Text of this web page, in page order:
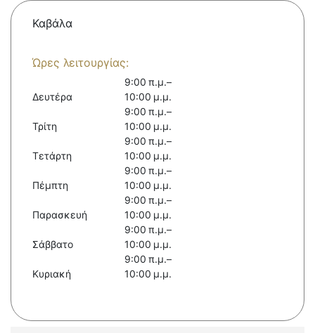
Καβάλα
Ώρες λειτουργίας:
Δευτέρα
9:00 π.μ.–
10:00 μ.μ.
Τρίτη
9:00 π.μ.–
10:00 μ.μ.
Τετάρτη
9:00 π.μ.–
10:00 μ.μ.
Πέμπτη
9:00 π.μ.–
10:00 μ.μ.
Παρασκευή
9:00 π.μ.–
10:00 μ.μ.
Σάββατο
9:00 π.μ.–
10:00 μ.μ.
Κυριακή
9:00 π.μ.–
10:00 μ.μ.